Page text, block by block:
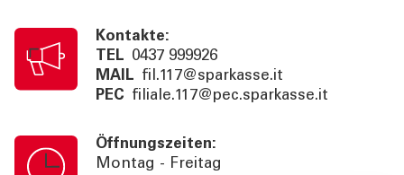
Kontakte:
TEL 0437 999926
MAIL fil.117@sparkasse.it
PEC filiale.117@pec.sparkasse.it
Öffnungszeiten:
Montag - Freitag